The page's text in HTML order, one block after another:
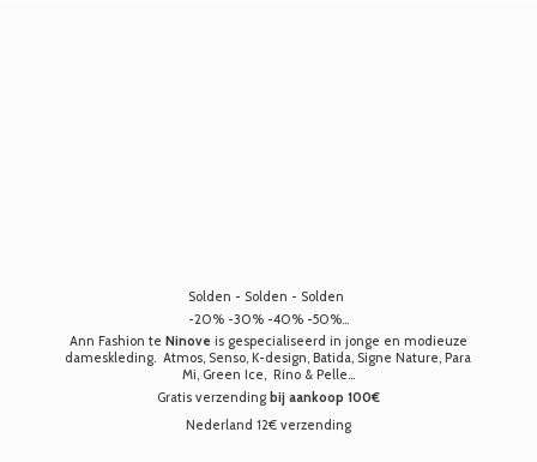
Solden - Solden - Solden
-20% -30% -40% -50%...
Ann Fashion te Ninove is gespecialiseerd in jonge en modieuze
dameskleding. Atmos, Senso, K-design, Batida, Signe Nature, Para
Mi, Green Ice, Rino & Pelle...
Gratis verzending bij aankoop 100€
Nederland 12€ verzending